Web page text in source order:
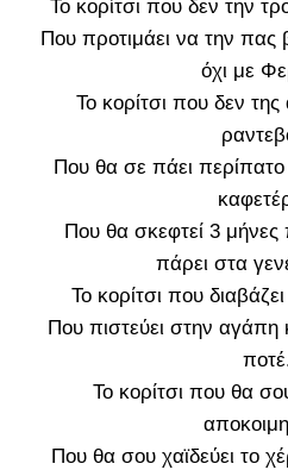
Το κορίτσι που δεν την
Που προτιμάει να την πας
όχι με
Το κορίτσι που δεν
Που θα σε πάει
Που θα σκεφτεί 3
πάρει στα
Το κορίτσι που
Που πιστεύει στην αγάπη
Το κορίτσι που θα
Που θα σου χαϊδεύει το